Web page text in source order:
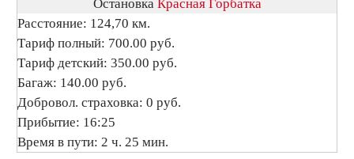
Остановка Красная Горбатка
Расстояние: 124,70 км.
Тариф полный: 700.00 руб.
Тариф детский: 350.00 руб.
Багаж: 140.00 руб.
Добровол. страховка: 0 руб.
Прибытие: 16:25
Время в пути: 2 ч. 25 мин.